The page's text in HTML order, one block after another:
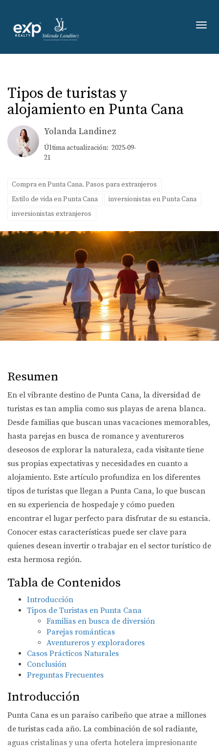
Tipos de turistas y
alojamiento en Punta Cana
Yolanda Landinez
Última actualización: 2025-09-
21
Compra en Punta Cana. Pasos para extranjeros
Estilo de vida en Punta Cana
inversionistas en Punta Cana
inversionistas extranjeros
Resumen
En el vibrante destino de Punta Cana, la diversidad de
turistas es tan amplia como sus playas de arena blanca.
Desde familias que buscan unas vacaciones memorables,
hasta parejas en busca de romance y aventureros
deseosos de explorar la naturaleza, cada visitante tiene
sus propias expectativas y necesidades en cuanto a
alojamiento. Este artículo profundiza en los diferentes
tipos de turistas que llegan a Punta Cana, lo que buscan
en su experiencia de hospedaje y cómo pueden
encontrar el lugar perfecto para disfrutar de su estancia.
Conocer estas características puede ser clave para
quienes desean invertir o trabajar en el sector turístico de
esta hermosa región.
Tabla de Contenidos
Introducción
Tipos de Turistas en Punta Cana
Familias en busca de diversión
Parejas románticas
Aventureros y exploradores
Casos Prácticos Naturales
Conclusión
Preguntas Frecuentes
Introducción
Punta Cana es un paraíso caribeño que atrae a millones
de turistas cada año. La combinación de sol radiante,
aguas cristalinas y una oferta hotelera impresionante